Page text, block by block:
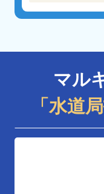
マル
「水道